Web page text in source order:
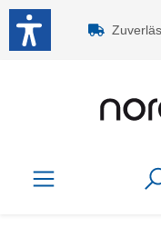
Zum Hauptinhalt